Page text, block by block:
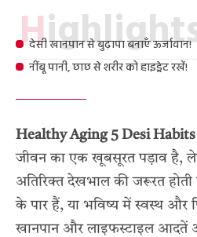
देसी खानपान से बुढ़ापा बनाएँ ऊर्जावान!
नींबू पानी, छाछ से शरीर को हाइड्रेट रखें!
Healthy Aging 5 Desi
जीवन का एक खूबसूरत पड़ाव है,
अतिरिक्त देखभाल की जरूरत
के पार हैं, या भविष्य में स्वस्थ और
खानपान और लाइफस्टाइल आदतें